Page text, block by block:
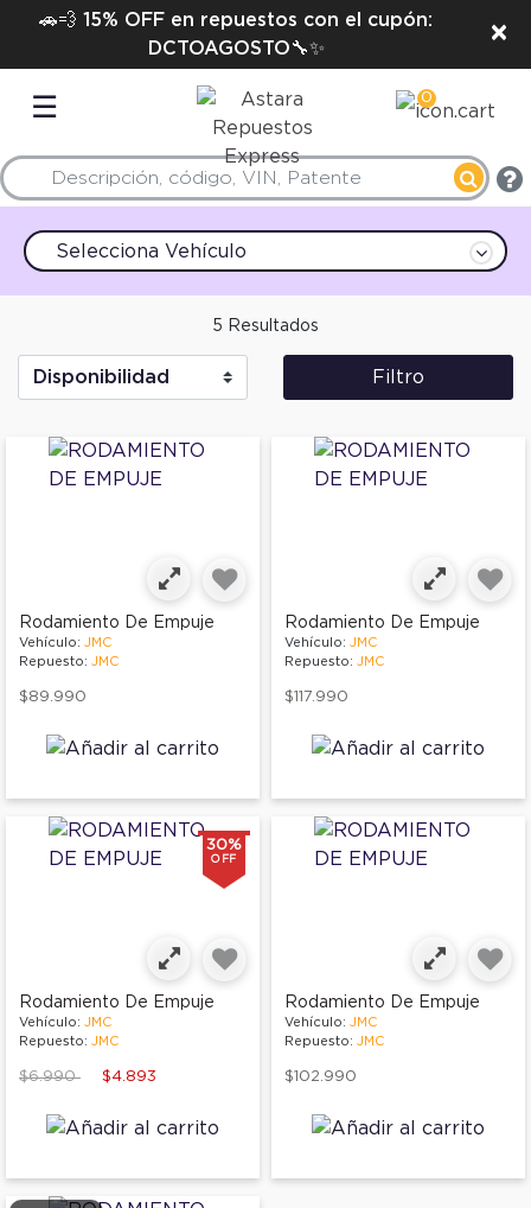
🚗💨 15% OFF en repuestos con el cupón:
DCTOAGOSTO🔧✨
×
☰ 0
Selecciona Vehículo
5 Resultados
Filtro
Rodamiento De Empuje
Vehículo: JMC
Repuesto: JMC
$89.990
Rodamiento De Empuje
Vehículo: JMC
Repuesto: JMC
$117.990
30%
OFF
Rodamiento De Empuje
Vehículo: JMC
Repuesto: JMC
Price reduced from
$6.990to $4.893
Rodamiento De Empuje
Vehículo: JMC
Repuesto: JMC
$102.990